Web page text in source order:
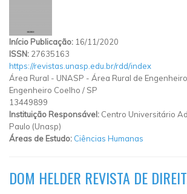
Início Publicação: 16/11/2020
ISSN: 27635163
https://revistas.unasp.edu.br/rdd/index
Área Rural - UNASP - Área Rural de
Engenheiro Coelho / SP
13449899
Instituição Responsável: Centro Universitário
Paulo (Unasp)
Áreas de Estudo: Ciências Humanas
DOM HELDER REVISTA DE